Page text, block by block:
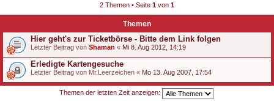
2 Themen • Seite 1 von 1
Themen
Hier geht's zur Ticketbörse - Bitte dem Link folgen
Letzter Beitrag von Shaman « Mi 8. Aug 2012, 14:19
Erledigte Kartengesuche
Letzter Beitrag von Mr.Leerzeichen « Mo 13. Aug 2007, 17:54
Themen der letzten Zeit anzeigen: